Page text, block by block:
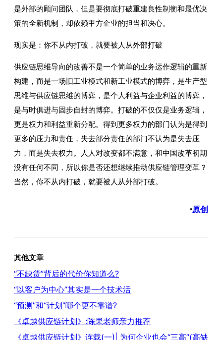
是外部的顾问团队，但是要彻底打破重建良性制衡和最优决
策的全新机制，却依赖甲方企业的担当和决心。
现实是：你不从内打破，就要被人从外部打破
供应链思维导向的改善不是一个简单的业务运作逻辑的重新
构建，而是一场旧工业模式和新工业模式的博弈，是生产型
思维与供应链思维的博弈，是个人利益与企业利益的博弈，
是与时俱进与固步自封的博弈。打破的不仅仅是业务逻辑，
更是权力和利益重新分配。得到更多权力的部门认为是得到
更多的压力和责任，失去部分责任的部门不认为是失去压
力，而是失去权力。人人对改变都不满意，和中国改革初期
没有任何不同，所以你是否还想继续推动供应链管理变革？
当然，你不从内打破，就要被人从外部打破。
•原创
其他文章
“不缺货”背后的代价你知道么?
“以客户为中心”其实是一个技术活
“预测”和“计划”哪个更不靠谱?
《卓越供应链计划》:陈果老师亲力推荐
《卓越供应链计划》连载(一)| 为何企业也会“三高”(高缺